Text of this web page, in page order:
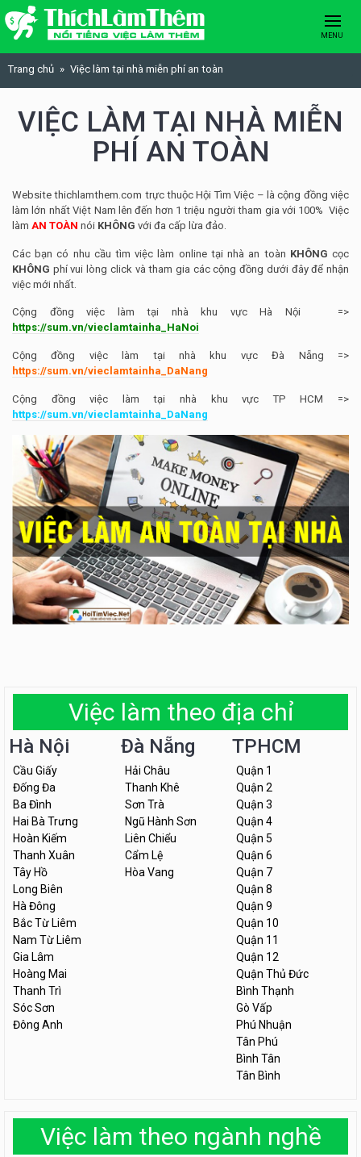
Skip to content
MENU
Trang chủ Việc làm tại nhà miễn phí an toàn
VIỆC LÀM TẠI NHÀ MIỄN
PHÍ AN TOÀN
Website thichlamthem.com trực thuộc Hội Tìm Việc – là cộng đồng việc
làm lớn nhất Việt Nam lên đến hơn 1 triệu người tham gia với 100% Việc
làm AN TOÀN nói KHÔNG với đa cấp lừa đảo.
Các bạn có nhu cầu tìm việc làm online tại nhà an toàn KHÔNG cọc
KHÔNG phí vui lòng click và tham gia các cộng đồng dưới đây để nhận
việc mới nhất.
Cộng đồng việc làm tại nhà khu vực Hà Nội =>
https://sum.vn/vieclamtainha_HaNoi
Cộng đồng việc làm tại nhà khu vực Đà Nẵng =>
https://sum.vn/vieclamtainha_DaNang
Cộng đồng việc làm tại nhà khu vực TP HCM =>
https://sum.vn/vieclamtainha_DaNang
Việc làm theo địa chỉ
Hà Nội
Cầu Giấy
Đống Đa
Ba Đình
Hai Bà Trưng
Hoàn Kiếm
Thanh Xuân
Tây Hồ
Long Biên
Hà Đông
Bắc Từ Liêm
Nam Từ Liêm
Gia Lâm
Hoàng Mai
Thanh Trì
Sóc Sơn
Đông Anh
Đà Nẵng
Hải Châu
Thanh Khê
Sơn Trà
Ngũ Hành Sơn
Liên Chiểu
Cẩm Lệ
Hòa Vang
TPHCM
Quận 1
Quận 2
Quận 3
Quận 4
Quận 5
Quận 6
Quận 7
Quận 8
Quận 9
Quận 10
Quận 11
Quận 12
Quận Thủ Đức
Bình Thạnh
Gò Vấp
Phú Nhuận
Tân Phú
Bình Tân
Tân Bình
Việc làm theo ngành nghề